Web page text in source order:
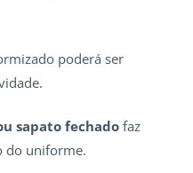
poderá ser
sapato fechadofaz
do uniforme.